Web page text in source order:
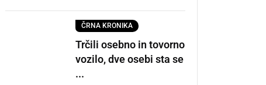
ČRNA KRONIKA
Trčili osebno in tovorno
vozilo, dve osebi sta se
...